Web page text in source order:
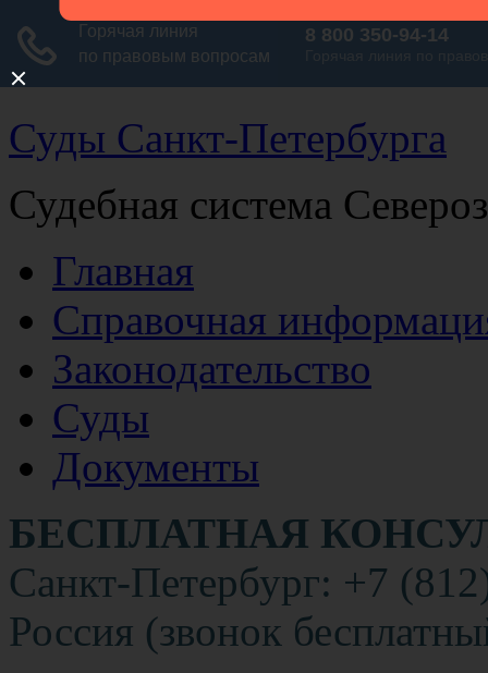
Суды Санкт-Петербурга
Судебная система
Главная
Справочная
Законодательство
Суды
Документы
БЕСПЛАТНАЯ
Санкт-Петербург: +7
Россия (звонок